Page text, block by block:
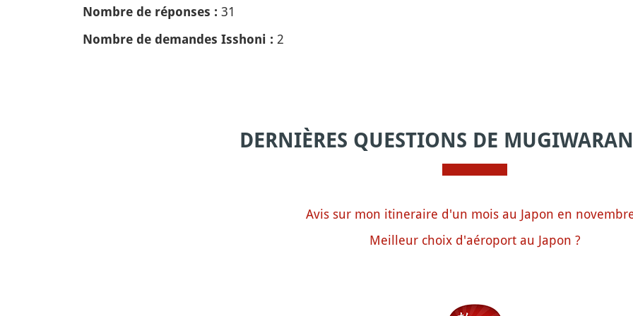
Nombre de réponses : 31
Nombre de demandes Isshoni : 2
DERNIÈRES QUESTIONS DE
Avis sur mon itineraire d'un mois au Japon en
Meilleur choix d'aéroport au Japon ?